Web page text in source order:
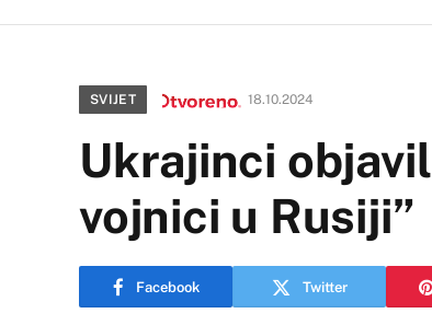
SVIJET 18.10.2024
Ukrajinci
vojnici u Rusiji”
Facebook Twitter